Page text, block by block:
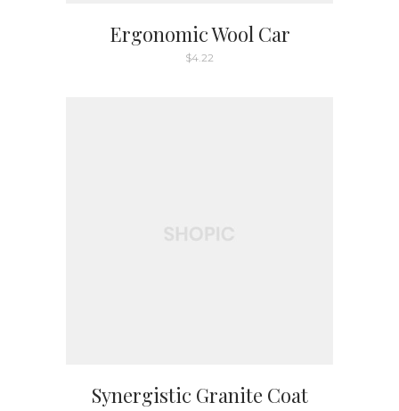
Ergonomic Wool Car
$4.22
Synergistic Granite Coat